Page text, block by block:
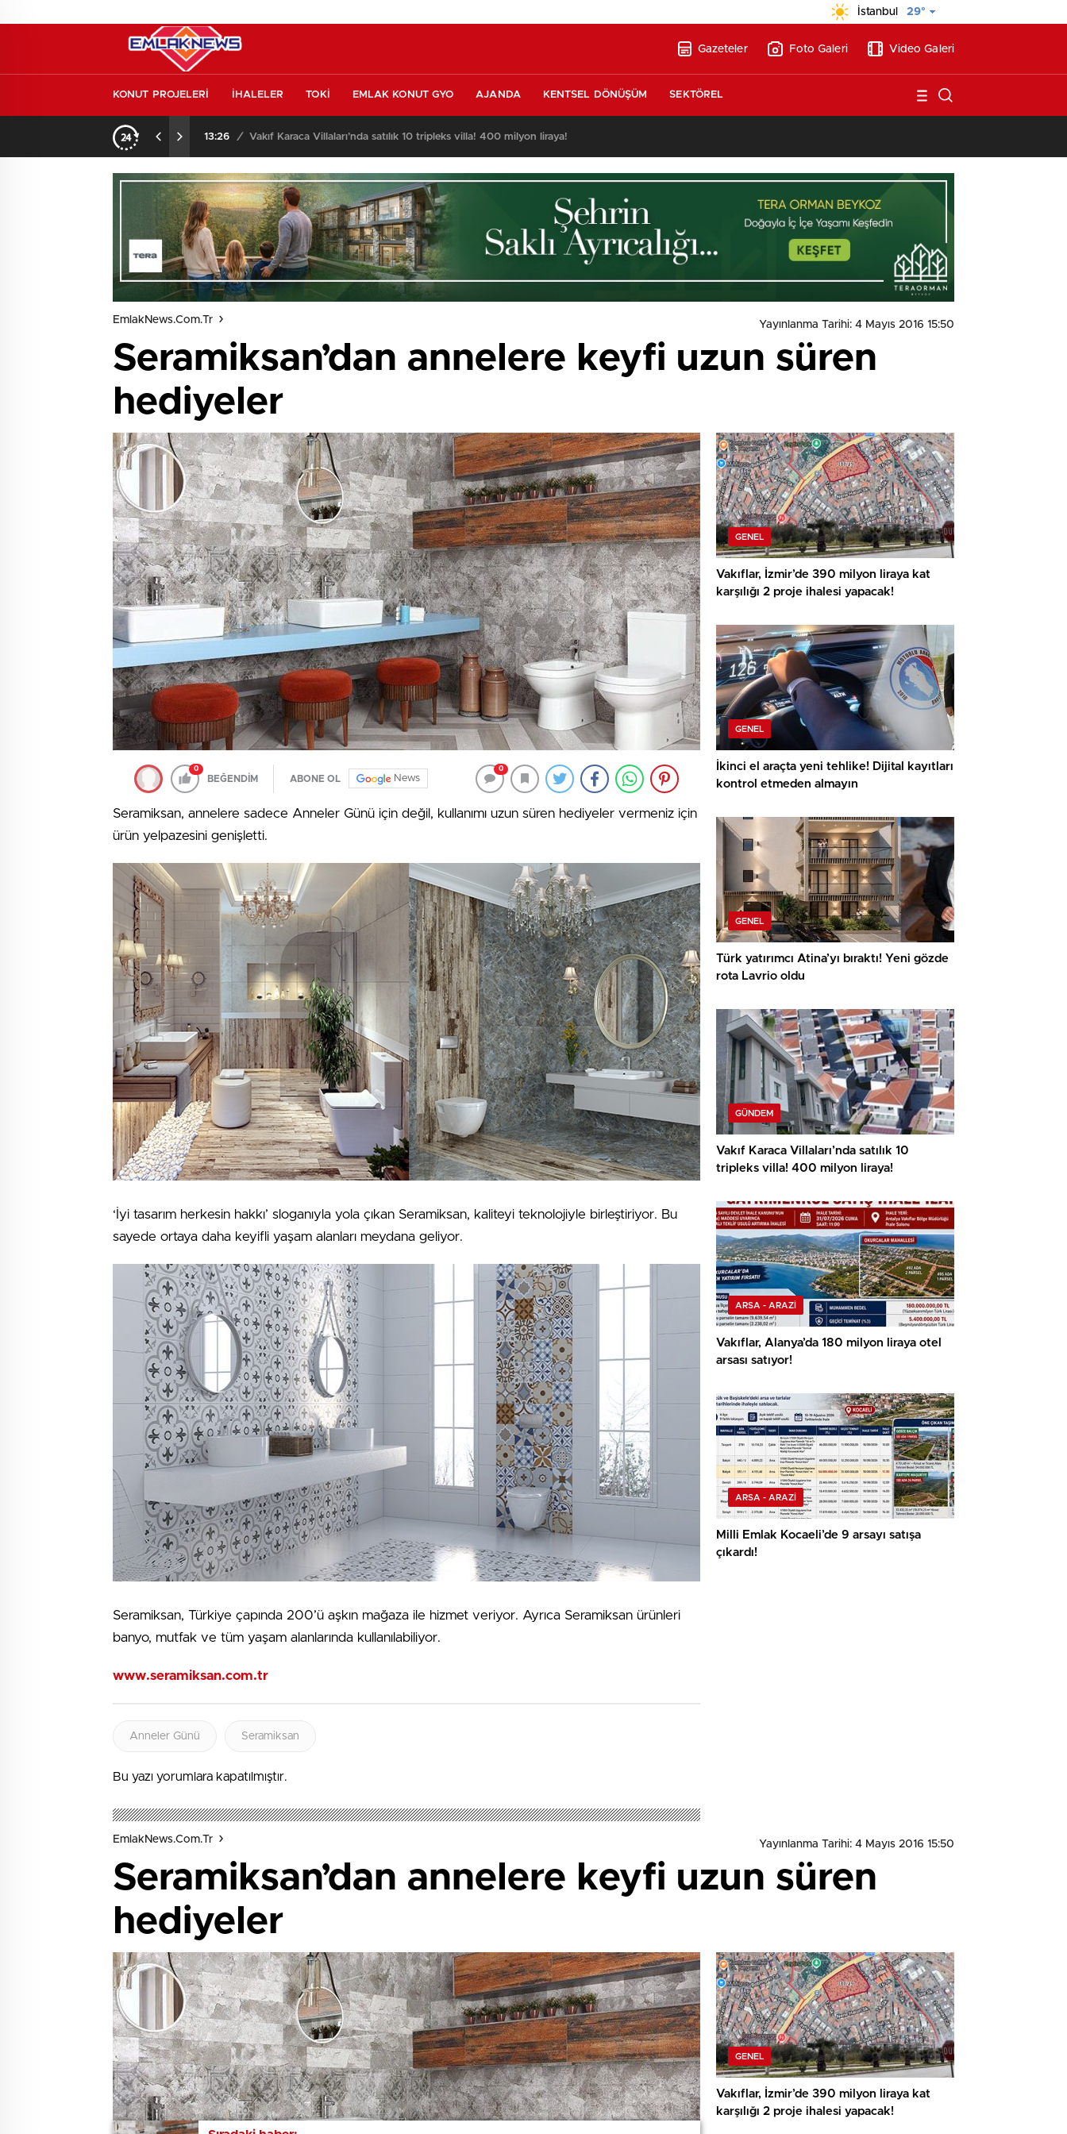
İstanbul 29°
Gazeteler Foto Galeri Video Galeri
KONUT PROJELERİ İHALELER TOKİ EMLAK KONUT GYO AJANDA KENTSEL DÖNÜŞÜM SEKTÖREL
13:26 / Vakıf Karaca Villaları’nda satılık 10 tripleks villa! 400 milyon liraya!
EmlakNews.com.tr Yayınlanma Tarihi: 4 Mayıs 2016 15:50
Seramiksan’dan annelere keyfi uzun süren
hediyeler
0
BEĞENDİM ABONE OL News
0
Seramiksan, annelere sadece Anneler Günü için değil, kullanımı uzun süren hediyeler vermeniz için
ürün yelpazesini genişletti.
‘İyi tasarım herkesin hakkı’ sloganıyla yola çıkan Seramiksan, kaliteyi teknolojiyle birleştiriyor. Bu
sayede ortaya daha keyifli yaşam alanları meydana geliyor.
Seramiksan, Türkiye çapında 200’ü aşkın mağaza ile hizmet veriyor. Ayrıca Seramiksan ürünleri
banyo, mutfak ve tüm yaşam alanlarında kullanılabiliyor.
www.seramiksan.com.tr
Anneler Günü Seramiksan
Bu yazı yorumlara kapatılmıştır.
GENEL
Vakıflar, İzmir’de 390 milyon liraya kat
karşılığı 2 proje ihalesi yapacak!
GENEL
İkinci el araçta yeni tehlike! Dijital kayıtları
kontrol etmeden almayın
GENEL
Türk yatırımcı Atina’yı bıraktı! Yeni gözde
rota Lavrio oldu
GÜNDEM
Vakıf Karaca Villaları’nda satılık 10
tripleks villa! 400 milyon liraya!
ARSA - ARAZİ
Vakıflar, Alanya’da 180 milyon liraya otel
arsası satıyor!
ARSA - ARAZİ
Milli Emlak Kocaeli’de 9 arsayı satışa
çıkardı!
EmlakNews.com.tr Yayınlanma Tarihi: 4 Mayıs 2016 15:50
Seramiksan’dan annelere keyfi uzun süren
hediyeler
GENEL
Vakıflar, İzmir’de 390 milyon liraya kat
karşılığı 2 proje ihalesi yapacak!